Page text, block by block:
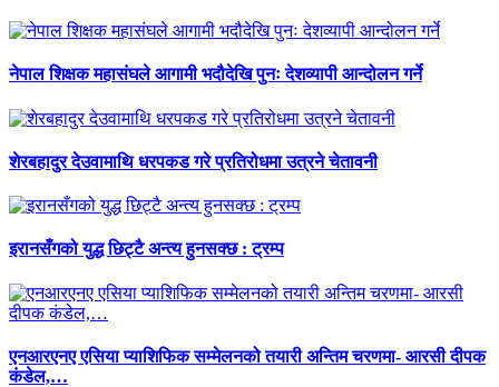
नेपाल शिक्षक महासंघले आगामी भदौदेखि पुनः देशव्यापी आन्दोलन गर्ने
शेरबहादुर देउवामाथि धरपकड गरे प्रतिरोधमा उत्रने चेतावनी
इरानसँगको युद्ध छिट्टै अन्त्य हुनसक्छ : ट्रम्प
एनआरएनए एसिया प्याशिफिक सम्मेलनको तयारी अन्तिम चरणमा- आरसी दीपक
कंडेल,…